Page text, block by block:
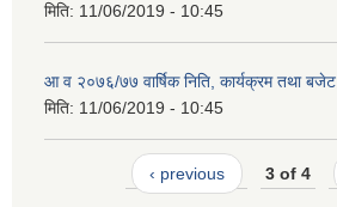
मिति: 11/06/2019 - 10:45
आ व २०७६/७७ वार्षिक निति, कार्यक्रम तथा बजेट
मिति: 11/06/2019 - 10:45
‹ previous 3 of 4